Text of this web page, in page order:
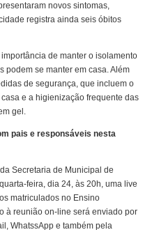
novos sintomas,
registra ainda seis óbitos
de manter o isolamento
podem se manter em casa. Além
de segurança, que incluem o
e a higienização frequente das
gel.
pais e responsáveis nesta
Secretaria de Municipal de
feira, dia 24, às 20h, uma live
matriculados no Ensino
à reunião on-line será enviado por
WhatssApp e também pela